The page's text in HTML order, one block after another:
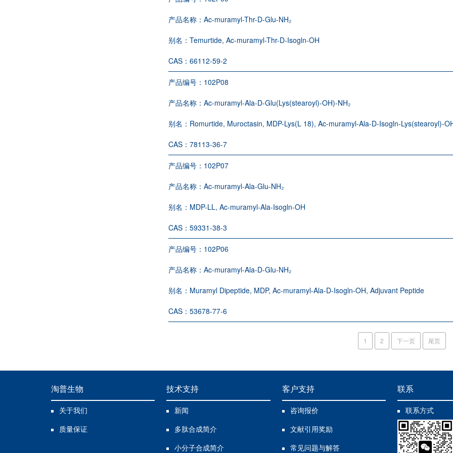
产品名称：Ac-muramyl-Thr-D-Glu-NH₂
别名：Temurtide, Ac-muramyl-Thr-D-Isogln-OH
CAS：66112-59-2
产品编号： 102P08
产品名称：Ac-muramyl-Ala-D-Glu(Lys(stearoyl)-OH)-NH₂
别名： Romurtide, Muroctasin, MDP-Lys(L 18), Ac-muramyl-Ala-D-Isogln-Lys(stearoyl)-
CAS：78113-36-7
产品编号： 102P07
产品名称：Ac-muramyl-Ala-Glu-NH₂
别名： MDP-LL, Ac-muramyl-Ala-Isogln-OH
CAS：59331-38-3
产品编号： 102P06
产品名称：Ac-muramyl-Ala-D-Glu-NH₂
别名： Muramyl Dipeptide, MDP, Ac-muramyl-Ala-D-Isogln-OH, Adjuvant Peptide
CAS：53678-77-6
1 2 下一页 尾页
淘普生物
关于我们
质量保证
技术支持
新闻
多肽合成简介
小分子合成简介
客户支持
咨询报价
文献引用奖励
常见问题与解答
联系
联系方式